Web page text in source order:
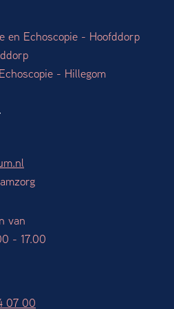
en Echoscopie - Hoofddorp
- Hillegom
van
- 17.00
07 00